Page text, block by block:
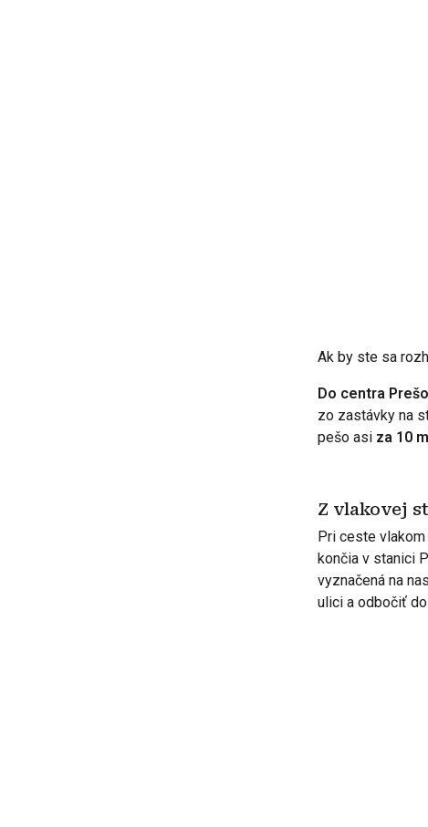
Ak by ste sa
Do centra
zo zastávky na
pešo asi za 10
Z vlakovej
Pri ceste
končia v stanici
vyznačená na
ulici a odbočiť